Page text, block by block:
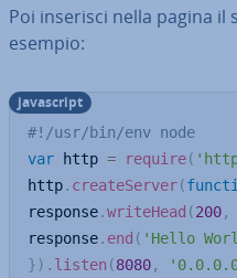
Poi inserisci nella pagina
esempio:
#!/usr/bin/env node
var http = require(
http. createServer(
response.writeHead (200,
response. end ( 'Hello
} ) . listen (8080,
ja­va­script